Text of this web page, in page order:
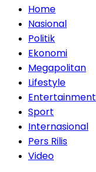
Home
Nasional
Politik
Ekonomi
Megapolitan
Lifestyle
Entertainment
Sport
Internasional
Pers Rilis
Video